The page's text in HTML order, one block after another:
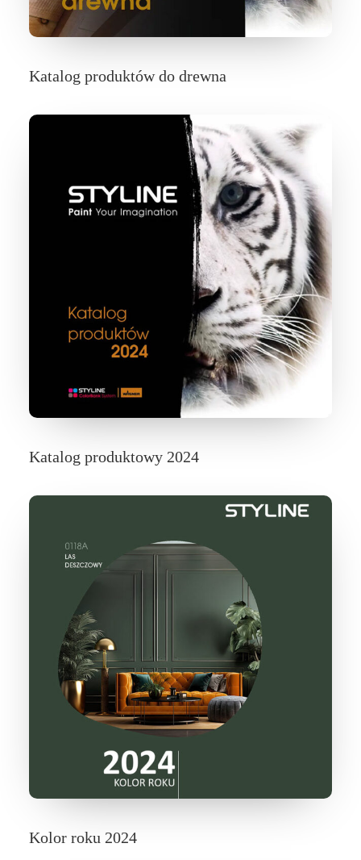
Katalog produktów do drewna
Katalog produktowy 2024
Kolor roku 2024